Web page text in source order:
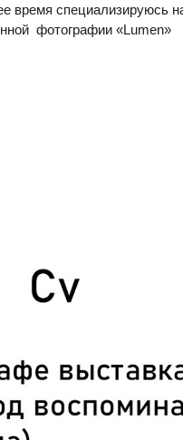
время специализируюсь
фотографии «Lumen»